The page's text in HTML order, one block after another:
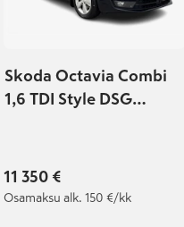
Skoda Octavia Combi
1,6 TDI Style DSG
Merkkihuollettu |
Webasto | Keyless |
11 350 €
Osamaksu alk. 150 €/kk